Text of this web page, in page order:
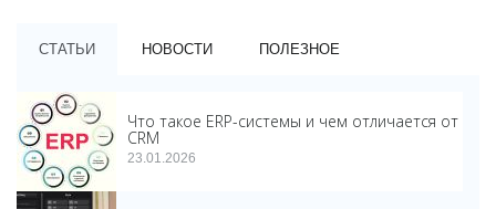
СТАТЬИ НОВОСТИ ПОЛЕЗНОЕ
Что такое ERP-системы и чем отличается от
CRM
23.01.2026